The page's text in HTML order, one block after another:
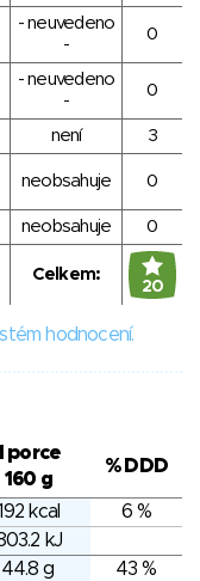
- neuvedeno
-
0
- neuvedeno
-
0
není
3
neobsahuje 0
neobsahuje 0
Celkem:
20
hodnocení.
porce
160 g
% DDD
kcal
6 %
kJ
44.8 g
43 %